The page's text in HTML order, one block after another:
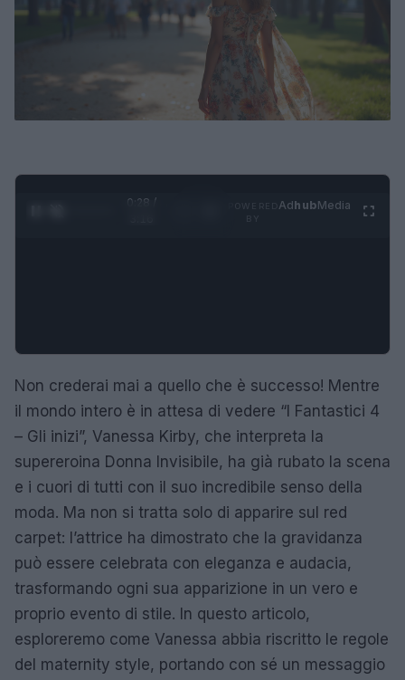
0:29 /
AdhubMedia
Non crederai mai a quello che è successo! Mentre
il mondo intero è in attesa di vedere “I Fantastici 4
– Gli inizi”, Vanessa Kirby, che interpreta la
supereroina Donna Invisibile, ha già rubato la scena
e i cuori di tutti con il suo incredibile senso della
moda. Ma non si tratta solo di apparire sul red
carpet: l’attrice ha dimostrato che la gravidanza
può essere celebrata con eleganza e audacia,
trasformando ogni sua apparizione in un vero e
proprio evento di stile. In questo articolo,
esploreremo come Vanessa abbia riscritto le regole
del maternity style, portando con sé un messaggio